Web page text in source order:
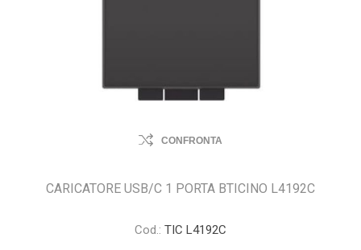
CONFRONTA
CARICATORE USB/C 1 PORTA BTICINO L4192C
Cod.: TIC L4192C